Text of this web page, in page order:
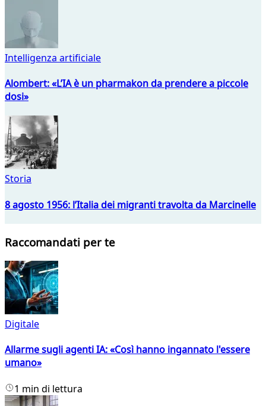
Intelligenza artificiale
Alombert: «L’IA è un pharmakon da prendere a piccole
dosi»
Storia
8 agosto 1956: l’Italia dei migranti travolta da Marcinelle
Raccomandati per te
Digitale
Allarme sugli agenti IA: «Così hanno ingannato l'essere
umano»
1 min di lettura